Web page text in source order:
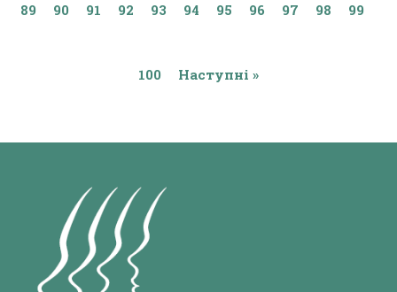
89 90 91 92 93 94 95 96 97 98 99
100 Наступні »